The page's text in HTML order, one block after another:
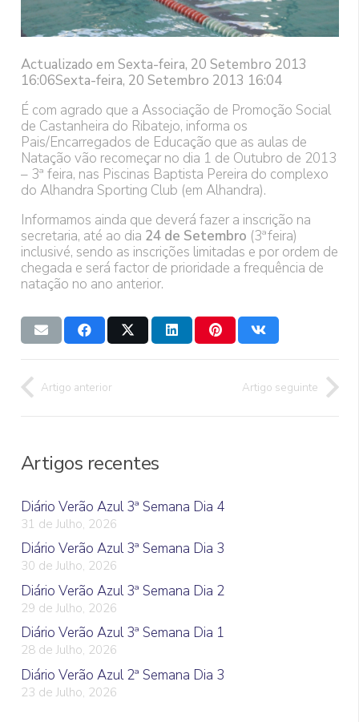
Actualizado em Sexta-feira, 20 Setembro 2013
16:06Sexta-feira, 20 Setembro 2013 16:04
É com agrado que a Associação de Promoção Social
de Castanheira do Ribatejo, informa os
Pais/Encarregados de Educação que as aulas de
Natação vão recomeçar no dia 1 de Outubro de 2013
– 3ª feira, nas Piscinas Baptista Pereira do complexo
do Alhandra Sporting Club (em Alhandra).
Informamos ainda que deverá fazer a inscrição na
secretaria, até ao dia 24 de Setembro (3ªfeira)
inclusivé, sendo as inscrições limitadas e por ordem de
chegada e será factor de prioridade a frequência de
natação no ano anterior.
Artigo anterior Artigo seguinte
Artigos recentes
Diário Verão Azul 3ª Semana Dia 4
31 de Julho, 2026
Diário Verão Azul 3ª Semana Dia 3
30 de Julho, 2026
Diário Verão Azul 3ª Semana Dia 2
29 de Julho, 2026
Diário Verão Azul 3ª Semana Dia 1
28 de Julho, 2026
Diário Verão Azul 2ª Semana Dia 3
23 de Julho, 2026